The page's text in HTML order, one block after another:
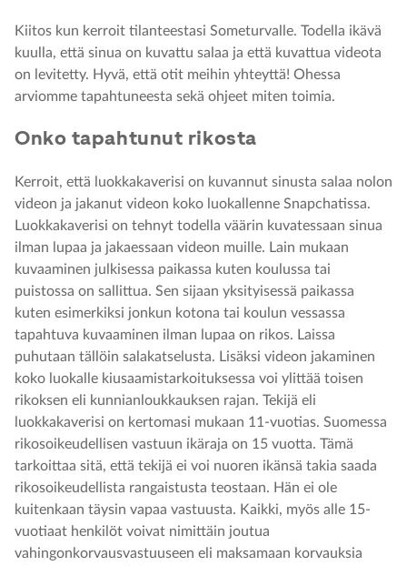
Kiitos kun kerroit tilanteestasi Someturvalle. Todella ikävä
kuulla, että sinua on kuvattu salaa ja että kuvattua videota
on levitetty. Hyvä, että otit meihin yhteyttä! Ohessa
arviomme tapahtuneesta sekä ohjeet miten toimia.
Onko tapahtunut rikosta
Kerroit, että luokkakaverisi on kuvannut sinusta salaa nolon
videon ja jakanut videon koko luokallenne Snapchatissa.
Luokkakaverisi on tehnyt todella väärin kuvatessaan sinua
ilman lupaa ja jakaessaan videon muille. Lain mukaan
kuvaaminen julkisessa paikassa kuten koulussa tai
puistossa on sallittua. Sen sijaan yksityisessä paikassa
kuten esimerkiksi jonkun kotona tai koulun vessassa
tapahtuva kuvaaminen ilman lupaa on rikos. Laissa
puhutaan tällöin salakatselusta. Lisäksi videon jakaminen
koko luokalle kiusaamistarkoituksessa voi ylittää toisen
rikoksen eli kunnianloukkauksen rajan. Tekijä eli
luokkakaverisi on kertomasi mukaan 11-vuotias. Suomessa
rikosoikeudellisen vastuun ikäraja on 15 vuotta. Tämä
tarkoittaa sitä, että tekijä ei voi nuoren ikänsä takia saada
rikosoikeudellista rangaistusta teostaan. Hän ei ole
kuitenkaan täysin vapaa vastuusta. Kaikki, myös alle 15-
vuotiaat henkilöt voivat nimittäin joutua
vahingonkorvausvastuuseen eli maksamaan korvauksia